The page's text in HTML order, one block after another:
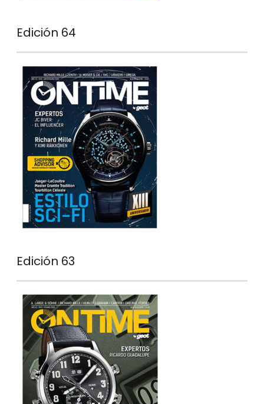
Edición 64
Edición 63